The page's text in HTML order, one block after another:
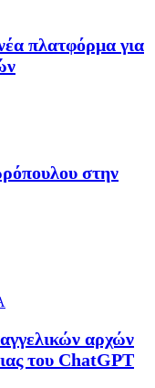
πλατφόρμα για
στην
αρχών
του ChatGPT